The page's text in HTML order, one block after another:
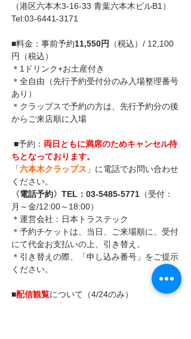
（港区六本木3-16-33 青葉六本木ビルB1）
Tel:03-6441-3171
■料金：事前予約11,550円
（税込）/ 12,100
円（税込）
＊1ドリンク+お土産付き
＊全自由（先行予約受付分のみ入場整理番号
あり）
＊クラップスで予約の方は、先行予約分の後
からご来店順に入場
■予約： 両日ともに満席のためキャンセル待
ちとなっております。
「六本木クラップス 」に電話でお問い合わせ
ください。
〈電話予約〉TEL：03-5485-5771 （受付：
月～金/12:00～18:00）
＊運営会社：日本トラステック
＊予約チケットは、当日、ご来場順に、受付
にて代金お支払いの上、引き替え。
＊引き替えの際、「申し込み番号」をご提示
ください。
■配信観覧について（4/24のみ）